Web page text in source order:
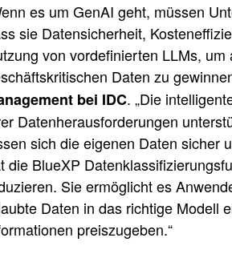
es um GenAI geht, müssen
sie Datensicherheit,
von vordefinierten LLMs,
Daten zu
bei IDC. „Die
Datenherausforderungen
sich die eigenen Daten sicher
die BlueXP
Sie ermöglicht es
Daten in das richtige Modell
preiszugeben.“